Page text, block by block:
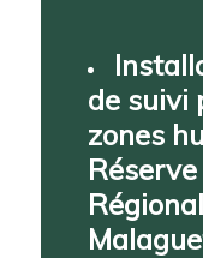
de suivi
zones